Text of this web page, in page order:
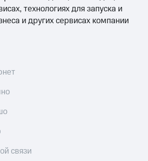
технологиях для запуска и
и других сервисах компании
связи